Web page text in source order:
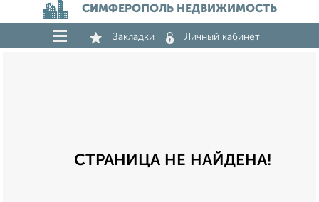
СИМФЕРОПОЛЬ НЕДВИЖИМОСТЬ
Закладки Личный кабинет
СТРАНИЦА НЕ НАЙДЕНА!